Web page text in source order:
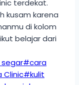
terdekat.
kusam karena
di kolom
belajar dari
#cara
Clinic#kulit